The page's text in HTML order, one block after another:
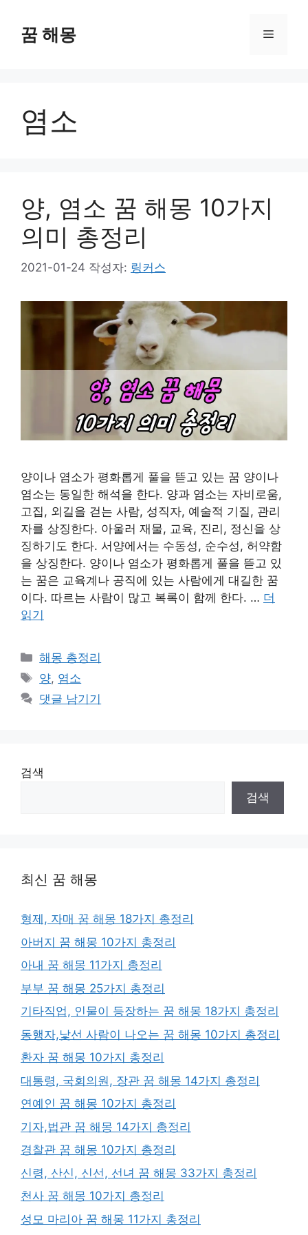
꿈 해몽 메
염소
양, 염소 꿈 해몽 10가지
의미 총정리
2021-01-24 작성자: 링커스
양이나 염소가 평화롭게 풀을 뜯고 있는 꿈 양이나
염소는 동일한 해석을 한다. 양과 염소는 자비로움,
고집, 외길을 걷는 사람, 성직자, 예술적 기질, 관리
자를 상징한다. 아울러 재물, 교육, 진리, 정신을 상
징하기도 한다. 서양에서는 수동성, 순수성, 허약함
을 상징한다. 양이나 염소가 평화롭게 풀을 뜯고 있
는 꿈은 교육계나 공직에 있는 사람에게 대길한 꿈
이다. 따르는 사람이 많고 복록이 함께 한다. … 더
읽기
카
테
리
해몽 총정리
태
그
양, 염소
댓글 남기기
검색
검색
최신 꿈 해몽
형제, 자매 꿈 해몽 18가지 총정리
아버지 꿈 해몽 10가지 총정리
아내 꿈 해몽 11가지 총정리
부부 꿈 해몽 25가지 총정리
기타직업, 인물이 등장하는 꿈 해몽 18가지 총정리
동행자,낯선 사람이 나오는 꿈 해몽 10가지 총정리
환자 꿈 해몽 10가지 총정리
대통령, 국회의원, 장관 꿈 해몽 14가지 총정리
연예인 꿈 해몽 10가지 총정리
기자,법관 꿈 해몽 14가지 총정리
경찰관 꿈 해몽 10가지 총정리
신령, 산신, 신선, 선녀 꿈 해몽 33가지 총정리
천사 꿈 해몽 10가지 총정리
성모 마리아 꿈 해몽 11가지 총정리